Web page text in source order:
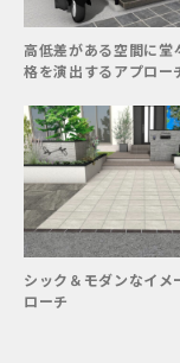
高低差がある空間に堂
格を演出するアプロー
シック＆モダンなイメ
ローチ